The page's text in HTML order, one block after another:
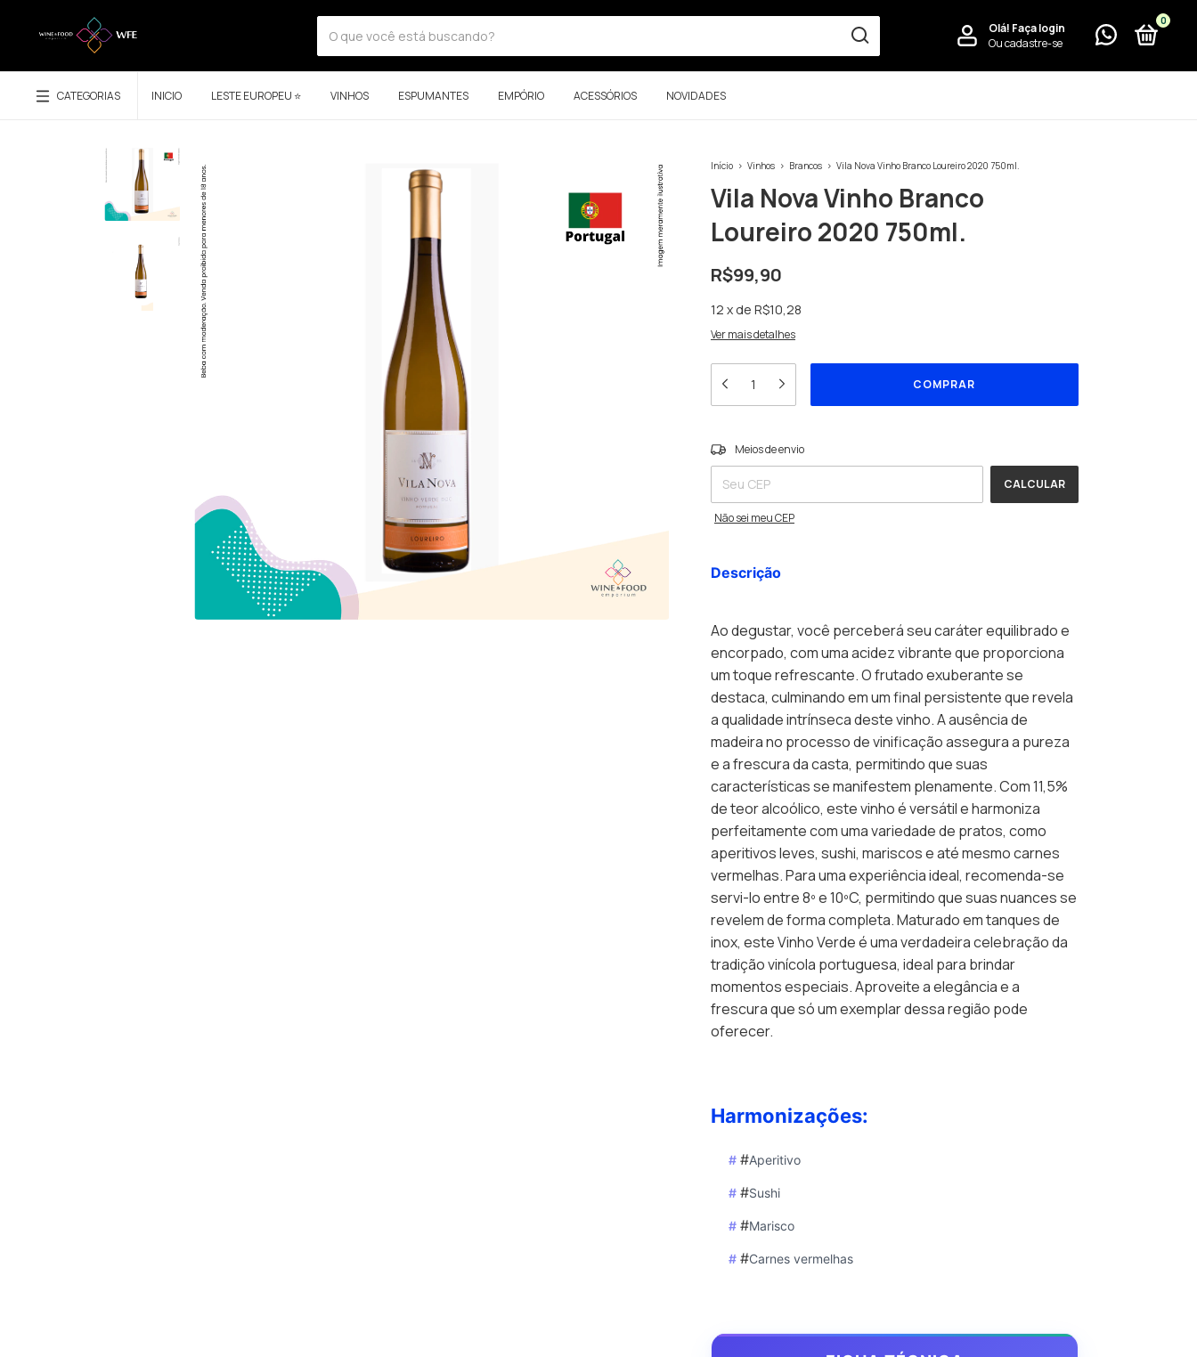
Olá! Faça login
Ou cadastre-se
0
CATEGORIAS INICIO LESTE EUROPEU ⭐ VINHOS ESPUMANTES EMPÓRIO ACESSÓRIOS NOVIDADES
Início > Vinhos > Brancos > Vila Nova Vinho Branco Loureiro 2020 750ml.
Vila Nova Vinho Branco
Loureiro 2020 750ml.
R$99,90
12 x de R$10,28
Ver mais detalhes
Entregas para o CEP:
Meios de envio
CALCULAR
Não sei meu CEP
Descrição
Ao degustar, você perceberá seu caráter equilibrado e
encorpado, com uma acidez vibrante que proporciona
um toque refrescante. O frutado exuberante se
destaca, culminando em um final persistente que revela
a qualidade intrínseca deste vinho. A ausência de
madeira no processo de vinificação assegura a pureza
e a frescura da casta, permitindo que suas
características se manifestem plenamente. Com 11,5%
de teor alcoólico, este vinho é versátil e harmoniza
perfeitamente com uma variedade de pratos, como
aperitivos leves, sushi, mariscos e até mesmo carnes
vermelhas. Para uma experiência ideal, recomenda-se
servi-lo entre 8º e 10ºC, permitindo que suas nuances se
revelem de forma completa. Maturado em tanques de
inox, este Vinho Verde é uma verdadeira celebração da
tradição vinícola portuguesa, ideal para brindar
momentos especiais. Aproveite a elegância e a
frescura que só um exemplar dessa região pode
oferecer.
Harmonizações:
#Aperitivo
#Sushi
#Marisco
#Carnes vermelhas